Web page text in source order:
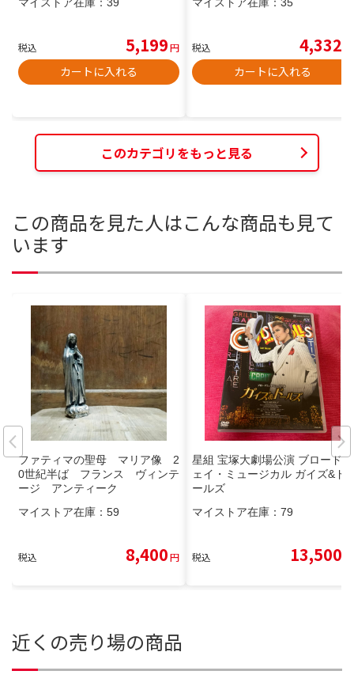
税込 5,199円
カートに入れる
税込 4,332
カートに入れる
このカテゴリをもっと見る
この商品を見た人はこんな商品も見て
います
ファティマの聖母 マリア像 2
0世紀半ば フランス ヴィンテ
ージ アンティーク
マイストア在庫： 59
税込 8,400円
星組 宝塚大劇場公演 ブロードウ
ェイ・ミュージカル ガイズ&ド
ールズ
マイストア在庫： 79
税込 13,500
近くの売り場の商品